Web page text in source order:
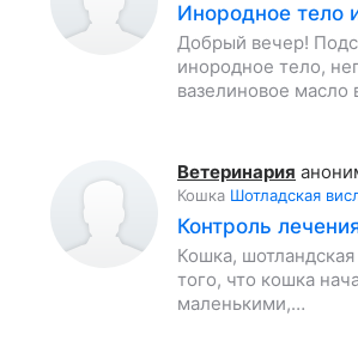
Инородное тело
Добрый вечер!
инородное тело,
вазелиновое масло
Ветеринария
Кошка Шотладская
Контроль
Кошка,
того, что кошка
маленькими,…